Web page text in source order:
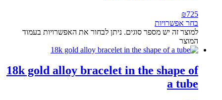
₪725
בחר אפשרויות
למוצר זה יש מספר סוגים. ניתן לבחור את האפשרויות בעמוד
המוצר
18k gold alloy bracelet in the shape of
a tube